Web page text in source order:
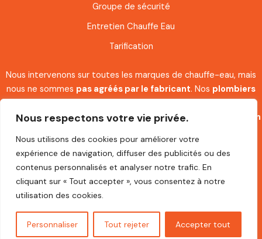
Nous respectons votre vie privée.
Nous utilisons des cookies pour améliorer votre
expérience de navigation, diffuser des publicités ou des
contenus personnalisés et analyser notre trafic. En
cliquant sur « Tout accepter », vous consentez à notre
utilisation des cookies.
Personnaliser Tout rejeter Accepter tout
Groupe de sécurité
Entretien Chauffe Eau
Tarification
Nous intervenons sur toutes les marques de chauffe-eau, mais
nous ne sommes pas agréés par le fabricant. Nos plombiers
compétences nécessaires pour assurer l’installation
entretien
Chauffe-Eau Plombier intervient 7j/7 pour l’installation, le
dépannage et le remplacement de chauffe-eau à Paris (75) et
dans toute l’Île-de-France : 92, 93, 94, 78, 95, 91, 77, ainsi que
dans les départements limitrophes (60, 28, 02, 27,45,51,76)